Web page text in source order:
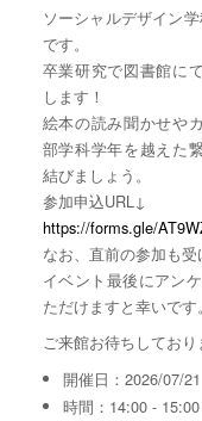
ソーシャルデザイン
です。
卒業研究で図書館に
します！
絵本の読み聞かせや
部学科学年を越えた
結びましょう。
参加申込URL↓
https://forms.gle/
なお、直前の参加も受
イベント最後にアン
ただけますと幸いです。
ご来館お待ちしており
開催日：2026/07/21
時間：14:00 -